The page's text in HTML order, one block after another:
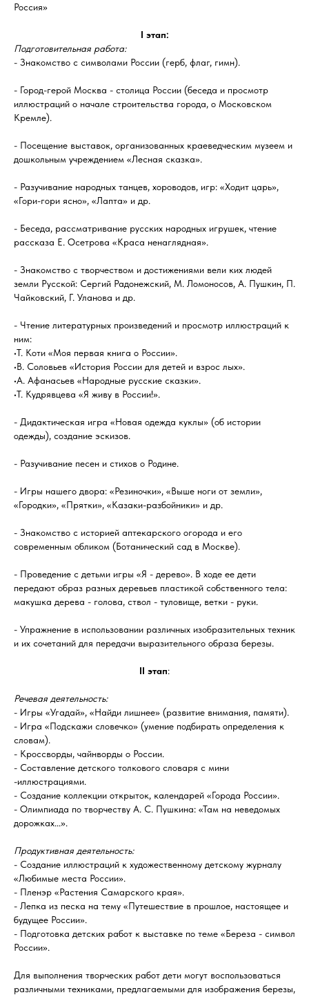
Россия»
I этап:
Подготовительная работа:
- Знакомство с символами России (герб, флаг, гимн).
- Город-герой Москва - столица России (беседа и просмотр
иллюстраций о начале строительства города, о Московском
Кремле).
- Посещение выставок, организованных краеведческим музеем и
дошкольным учреждением «Лесная сказка».
- Разучивание народных танцев, хороводов, игр: «Ходит царь»,
«Гори-гори ясно», «Лапта» и др.
- Беседа, рассматривание русских народных игрушек, чтение
рассказа Е. Осетрова «Краса ненаглядная».
- Знакомство с творчеством и достижениями вели ких людей
земли Русской: Сергий Радонежский, М. Ломоносов, А. Пушкин, П.
Чайковский, Г. Уланова и др.
- Чтение литературных произведений и просмотр иллюстраций к
ним:
•Т. Коти «Моя первая книга о России».
•В. Соловьев «История России для детей и взрос лых».
•А. Афанасьев «Народные русские сказки».
•Т. Кудрявцева «Я живу в России!».
- Дидактическая игра «Новая одежда куклы» (об истории
одежды), создание эскизов.
- Разучивание песен и стихов о Родине.
- Игры нашего двора: «Резиночки», «Выше ноги от земли»,
«Городки», «Прятки», «Казаки-разбойники» и др.
- Знакомство с историей аптекарского огорода и его
современным обликом (Ботанический сад в Москве).
- Проведение с детьми игры «Я - дерево». В ходе ее дети
передают образ разных деревьев пластикой собственного тела:
макушка дерева - голова, ствол - туловище, ветки - руки.
- Упражнение в использовании различных изобразительных техник
и их сочетаний для передачи выразительного образа березы.
II этап:
Речевая деятельность:
- Игры «Угадай», «Найди лишнее» (развитие внимания, памяти).
- Игра «Подскажи словечко» (умение подбирать определения к
словам).
- Кроссворды, чайнворды о России.
- Составление детского толкового словаря с мини
-иллюстрациями.
- Создание коллекции открыток, календарей «Города России».
- Олимпиада по творчеству А. С. Пушкина: «Там на неведомых
дорожках...».
Продуктивная деятельность:
- Создание иллюстраций к художественному детскому журналу
«Любимые места России».
- Пленэр «Растения Самарского края».
- Лепка из песка на тему «Путешествие в прошлое, настоящее и
будущее России».
- Подготовка детских работ к выставке по теме «Береза - символ
России».
Для выполнения творческих работ дети могут воспользоваться
различными техниками, предлагаемыми для изображения березы,